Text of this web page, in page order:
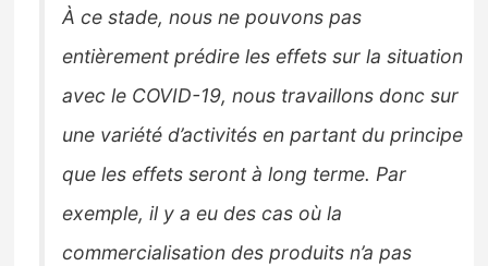
À ce stade, nous ne pouvons pas
entièrement prédire les effets sur la situation
avec le COVID-19, nous travaillons donc sur
une variété d’activités en partant du principe
que les effets seront à long terme. Par
exemple, il y a eu des cas où la
commercialisation des produits n’a pas